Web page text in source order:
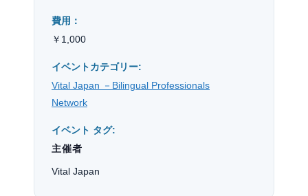
費用：
￥1,000
イベントカテゴリー:
Vital Japan －Bilingual Professionals
Network
イベント タグ:
主催者
Vital Japan